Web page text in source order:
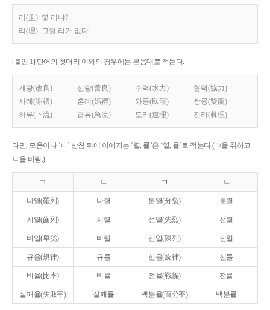
리(里): 몇 리냐?
리(理): 그럴 리가 없다.
[붙임 1] 단어의 첫머리 이외의 경우에는 본음대로 적는다.
개량(改良) 선량(善良) 수력(水力)
협력(協力)
사례(謝禮)
혼례(婚禮) 와룡(臥龍)
쌍룡(雙龍)
하류(下流)
급류(急流) 도리(道理) 진리(眞理)
다만, 모음이나 ‘ㄴ’ 받침 뒤에 이어지는 ‘렬, 률’은 ‘열, 율’로 적는다.(ㄱ을 취하고
ㄴ을 버림.)
ㄱ ㄴ ㄱ ㄴ
나열(羅列) 나렬 분열(分裂) 분렬
치열(齒列) 치렬 선열(先烈) 선렬
비열(卑劣) 비렬 진열(陳列) 진렬
규율(規律) 규률 선율(旋律) 선률
비율(比率) 비률 전율(戰慄) 전률
실패율(失敗率) 실패률 백분율(百分率) 백분률